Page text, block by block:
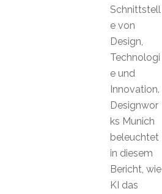
Schnittstell
e von
Design,
Technologi
e und
Innovation.
Designwor
ks Munich
beleuchtet
in diesem
Bericht, wie
KI das